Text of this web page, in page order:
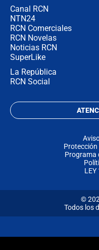
Canal RCN
NTN24
RCN Comerciales
RCN Novelas
Noticias RCN
SuperLike
La República
RCN Social
Protección
Programa
LEY
©
Todos los